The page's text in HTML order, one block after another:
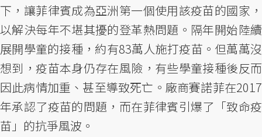
下，讓菲律賓成為亞洲第一個使用該疫苗的國家，
以解決每年不堪其擾的登革熱問題。隔年開始陸續
展開學童的接種，約有83萬人施打疫苗。但萬萬沒
想到，疫苗本身仍存在風險，有些學童接種後反而
因此病情加重、甚至導致死亡。廠商賽諾菲在2017
年承認了疫苗的問題，而在菲律賓引爆了「致命疫
苗」的抗爭風波。